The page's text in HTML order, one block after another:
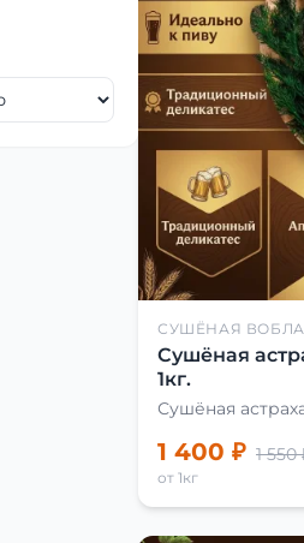
СУШЁНАЯ ВОБЛА
Сушёная
1кг.
Сушёная
1 400 ₽ 1 550
от 1кг